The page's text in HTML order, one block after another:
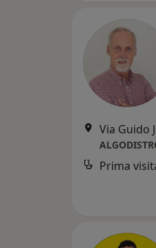
Via Guido
Prima